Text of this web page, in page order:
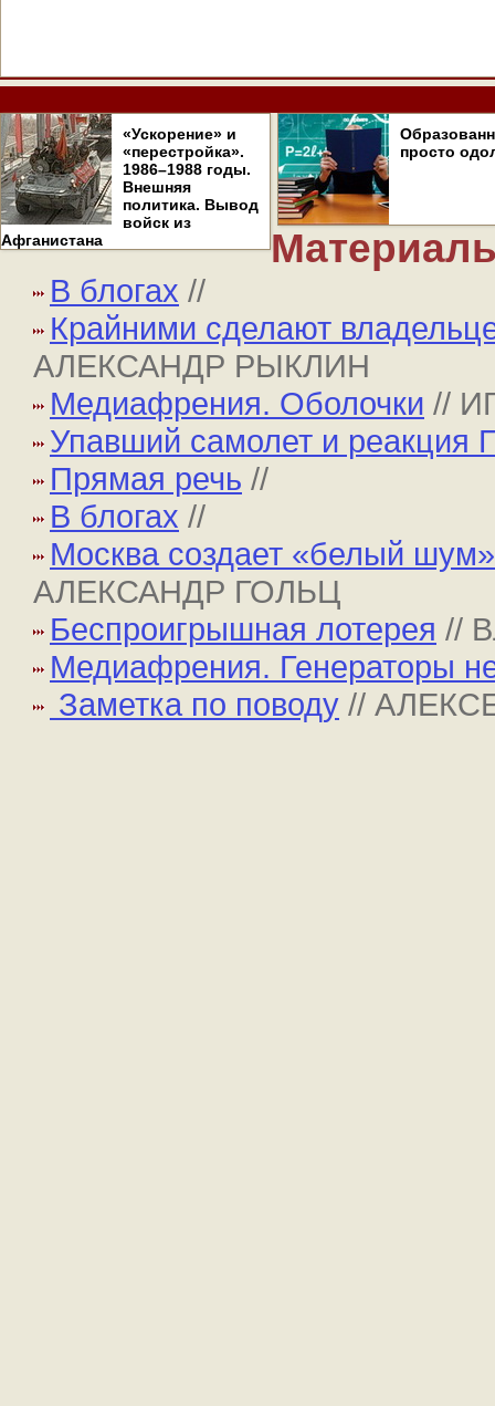
«Ускорение» и
«перестройка».
1986–1988 годы.
Внешняя
политика. Вывод
войск из
Афганистана
просто
В блогах //
Крайними сделают
АЛЕКСАНДР РЫКЛИН
Медиафрения. Оболочки //
Упавший самолет и реакция
Прямая речь //
В блогах //
Москва создает «белый
АЛЕКСАНДР ГОЛЬЦ
Беспроигрышная лотерея //
Медиафрения. Генераторы
Заметка по поводу //